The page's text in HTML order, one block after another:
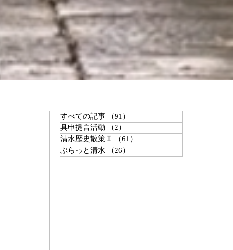
すべての記事 （91）
具申提言活動
（2）
清水歴史散策Ｉ
（61）
ぶらっと清水
（26）